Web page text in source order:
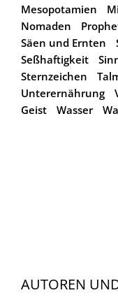
Mesopotamien
Nomaden
Säen und Ernten
Seßhaftigkeit
Sternzeichen
Unterernährung
Geist
Wasser
AUTOREN